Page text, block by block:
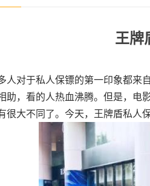
王牌
人对于私人保镖的第一印象都来
助，看的人热血沸腾。但是，电
很大不同了。今天，王牌盾私人